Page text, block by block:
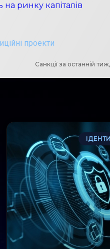
ринку капіталів
проекти
Санкції за останній